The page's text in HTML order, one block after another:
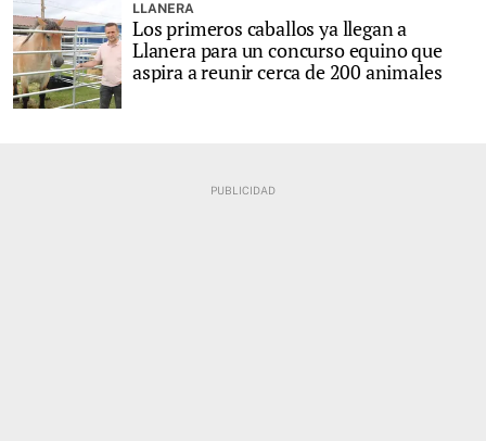
LLANERA
Los primeros caballos ya llegan a
Llanera para un concurso equino que
aspira a reunir cerca de 200 animales